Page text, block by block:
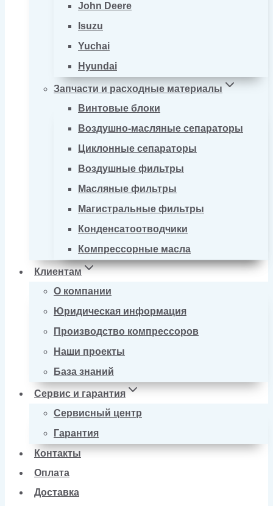
John Deere
Isuzu
Yuchai
Hyundai
Запчасти и расходные материалы
Винтовые блоки
Воздушно-масляные сепараторы
Циклонные сепараторы
Воздушные фильтры
Масляные фильтры
Магистральные фильтры
Конденсатоотводчики
Компрессорные масла
Клиентам
О компании
Юридическая информация
Производство компрессоров
Наши проекты
База знаний
Сервис и гарантия
Сервисный центр
Гарантия
Контакты
Оплата
Доставка